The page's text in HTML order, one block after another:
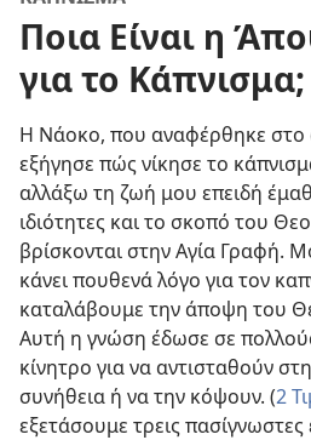
Ποια Είναι η
για το Κάπνισμα;
Η Νάοκο, που αναφέρθηκε στο
εξήγησε πώς νίκησε το
αλλάξω τη ζωή μου επειδή
ιδιότητες και το σκοπό του
βρίσκονται στην Αγία Γραφή.
κάνει πουθενά λόγο για τον
καταλάβουμε την άποψη του
Αυτή η γνώση έδωσε σε
κίνητρο για να αντισταθούν
συνήθεια ή να την κόψουν. (2
εξετάσουμε τρεις πασίγνωστες